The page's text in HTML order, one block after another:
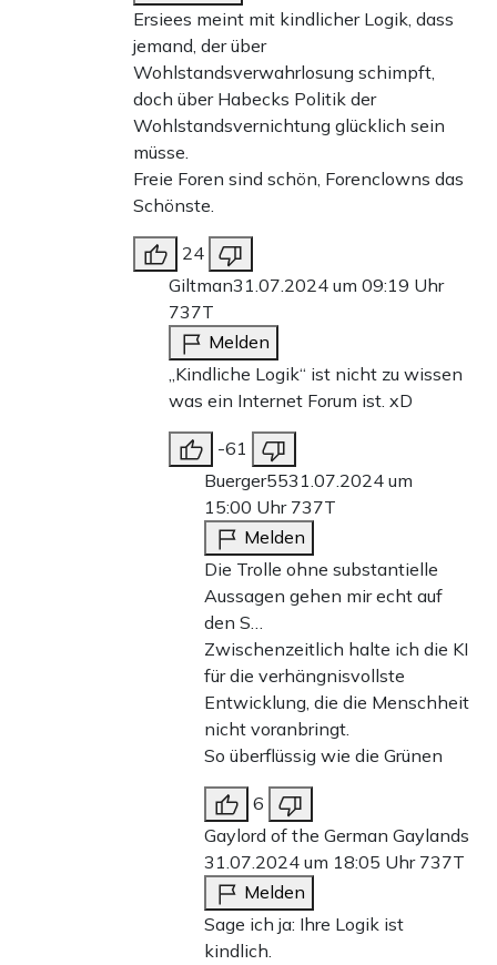
Ersiees meint mit kindlicher Logik, dass
jemand, der über
Wohlstandsverwahrlosung schimpft,
doch über Habecks Politik der
Wohlstandsvernichtung glücklich sein
müsse.
Freie Foren sind schön, Forenclowns das
Schönste.
24
Giltman31.07.2024 um 09:19 Uhr
737T
Melden
„Kindliche Logik“ ist nicht zu wissen
was ein Internet Forum ist. xD
-61
Buerger5531.07.2024 um
15:00 Uhr 737T
Melden
Die Trolle ohne substantielle
Aussagen gehen mir echt auf
den S…
Zwischenzeitlich halte ich die KI
für die verhängnisvollste
Entwicklung, die die Menschheit
nicht voranbringt.
So überflüssig wie die Grünen
6
Gaylord of the German Gaylands
31.07.2024 um 18:05 Uhr 737T
Melden
Sage ich ja: Ihre Logik ist
kindlich.